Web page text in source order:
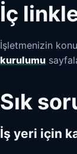
İç
İşletmenizin
kurulumu
Sık
İş yeri için